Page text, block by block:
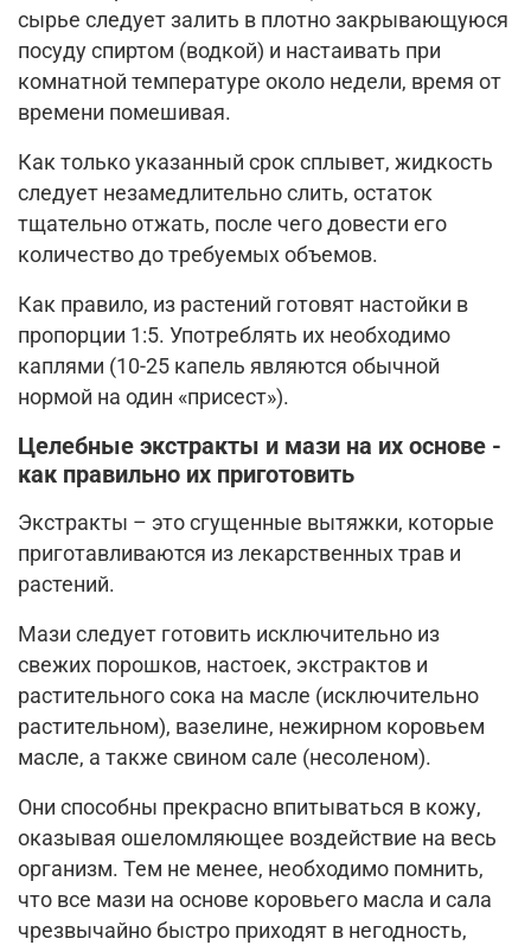
сырье следует залить в плотно закрывающуюся
посуду спиртом (водкой) и настаивать при
комнатной температуре около недели, время от
времени помешивая.
Как только указанный срок сплывет, жидкость
следует незамедлительно слить, остаток
тщательно отжать, после чего довести его
количество до требуемых объемов.
Как правило, из растений готовят настойки в
пропорции 1:5. Употреблять их необходимо
каплями (10-25 капель являются обычной
нормой на один «присест»).
Целебные экстракты и мази на их основе -
как правильно их приготовить
Экстракты – это сгущенные вытяжки, которые
приготавливаются из лекарственных трав и
растений.
Мази следует готовить исключительно из
свежих порошков, настоек, экстрактов и
растительного сока на масле (исключительно
растительном), вазелине, нежирном коровьем
масле, а также свином сале (несоленом).
Они способны прекрасно впитываться в кожу,
оказывая ошеломляющее воздействие на весь
организм. Тем не менее, необходимо помнить,
что все мази на основе коровьего масла и сала
чрезвычайно быстро приходят в негодность,